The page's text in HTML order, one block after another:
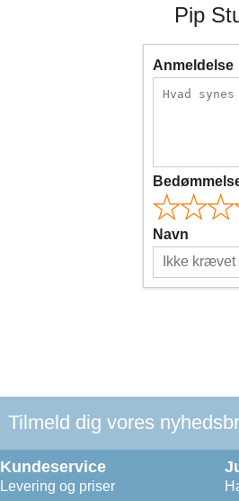
Pip
Anmeldelse
Navn
Tilmeld dig vores
Kundeservice
Levering og priser